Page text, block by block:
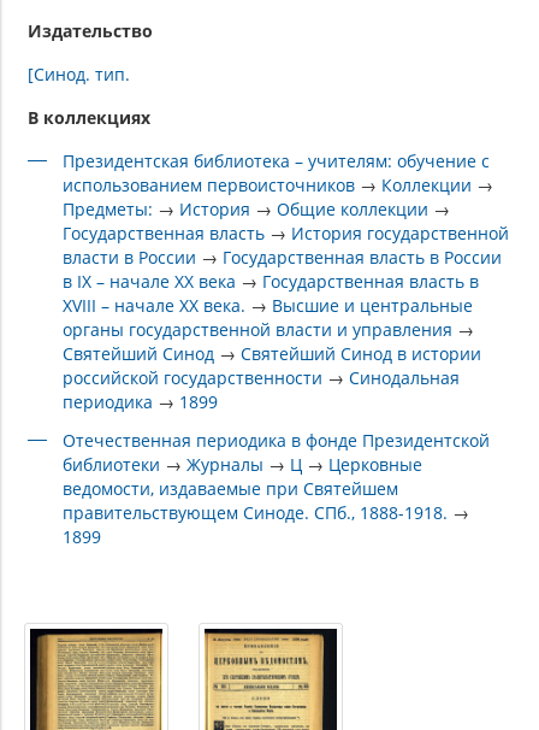
Издательство
[Синод. тип.
В коллекциях
Президентская библиотека – учителям: обучение с
использованием первоисточников → Коллекции →
Предметы: → История →Общие коллекции →
Государственная власть → История государственной
власти в России → Государственная власть в России
в IX – начале XX века → Государственная власть в
XVIII – начале XX века. → Высшие и центральные
органы государственной власти и управления →
Святейший Синод →Святейший Синод в истории
российской государственности →Синодальная
периодика → 1899
Отечественная периодика в фонде Президентской
библиотеки →Журналы → Ц → Церковные
ведомости, издаваемые при Святейшем
правительствующем Синоде. СПб., 1888-1918. →
1899